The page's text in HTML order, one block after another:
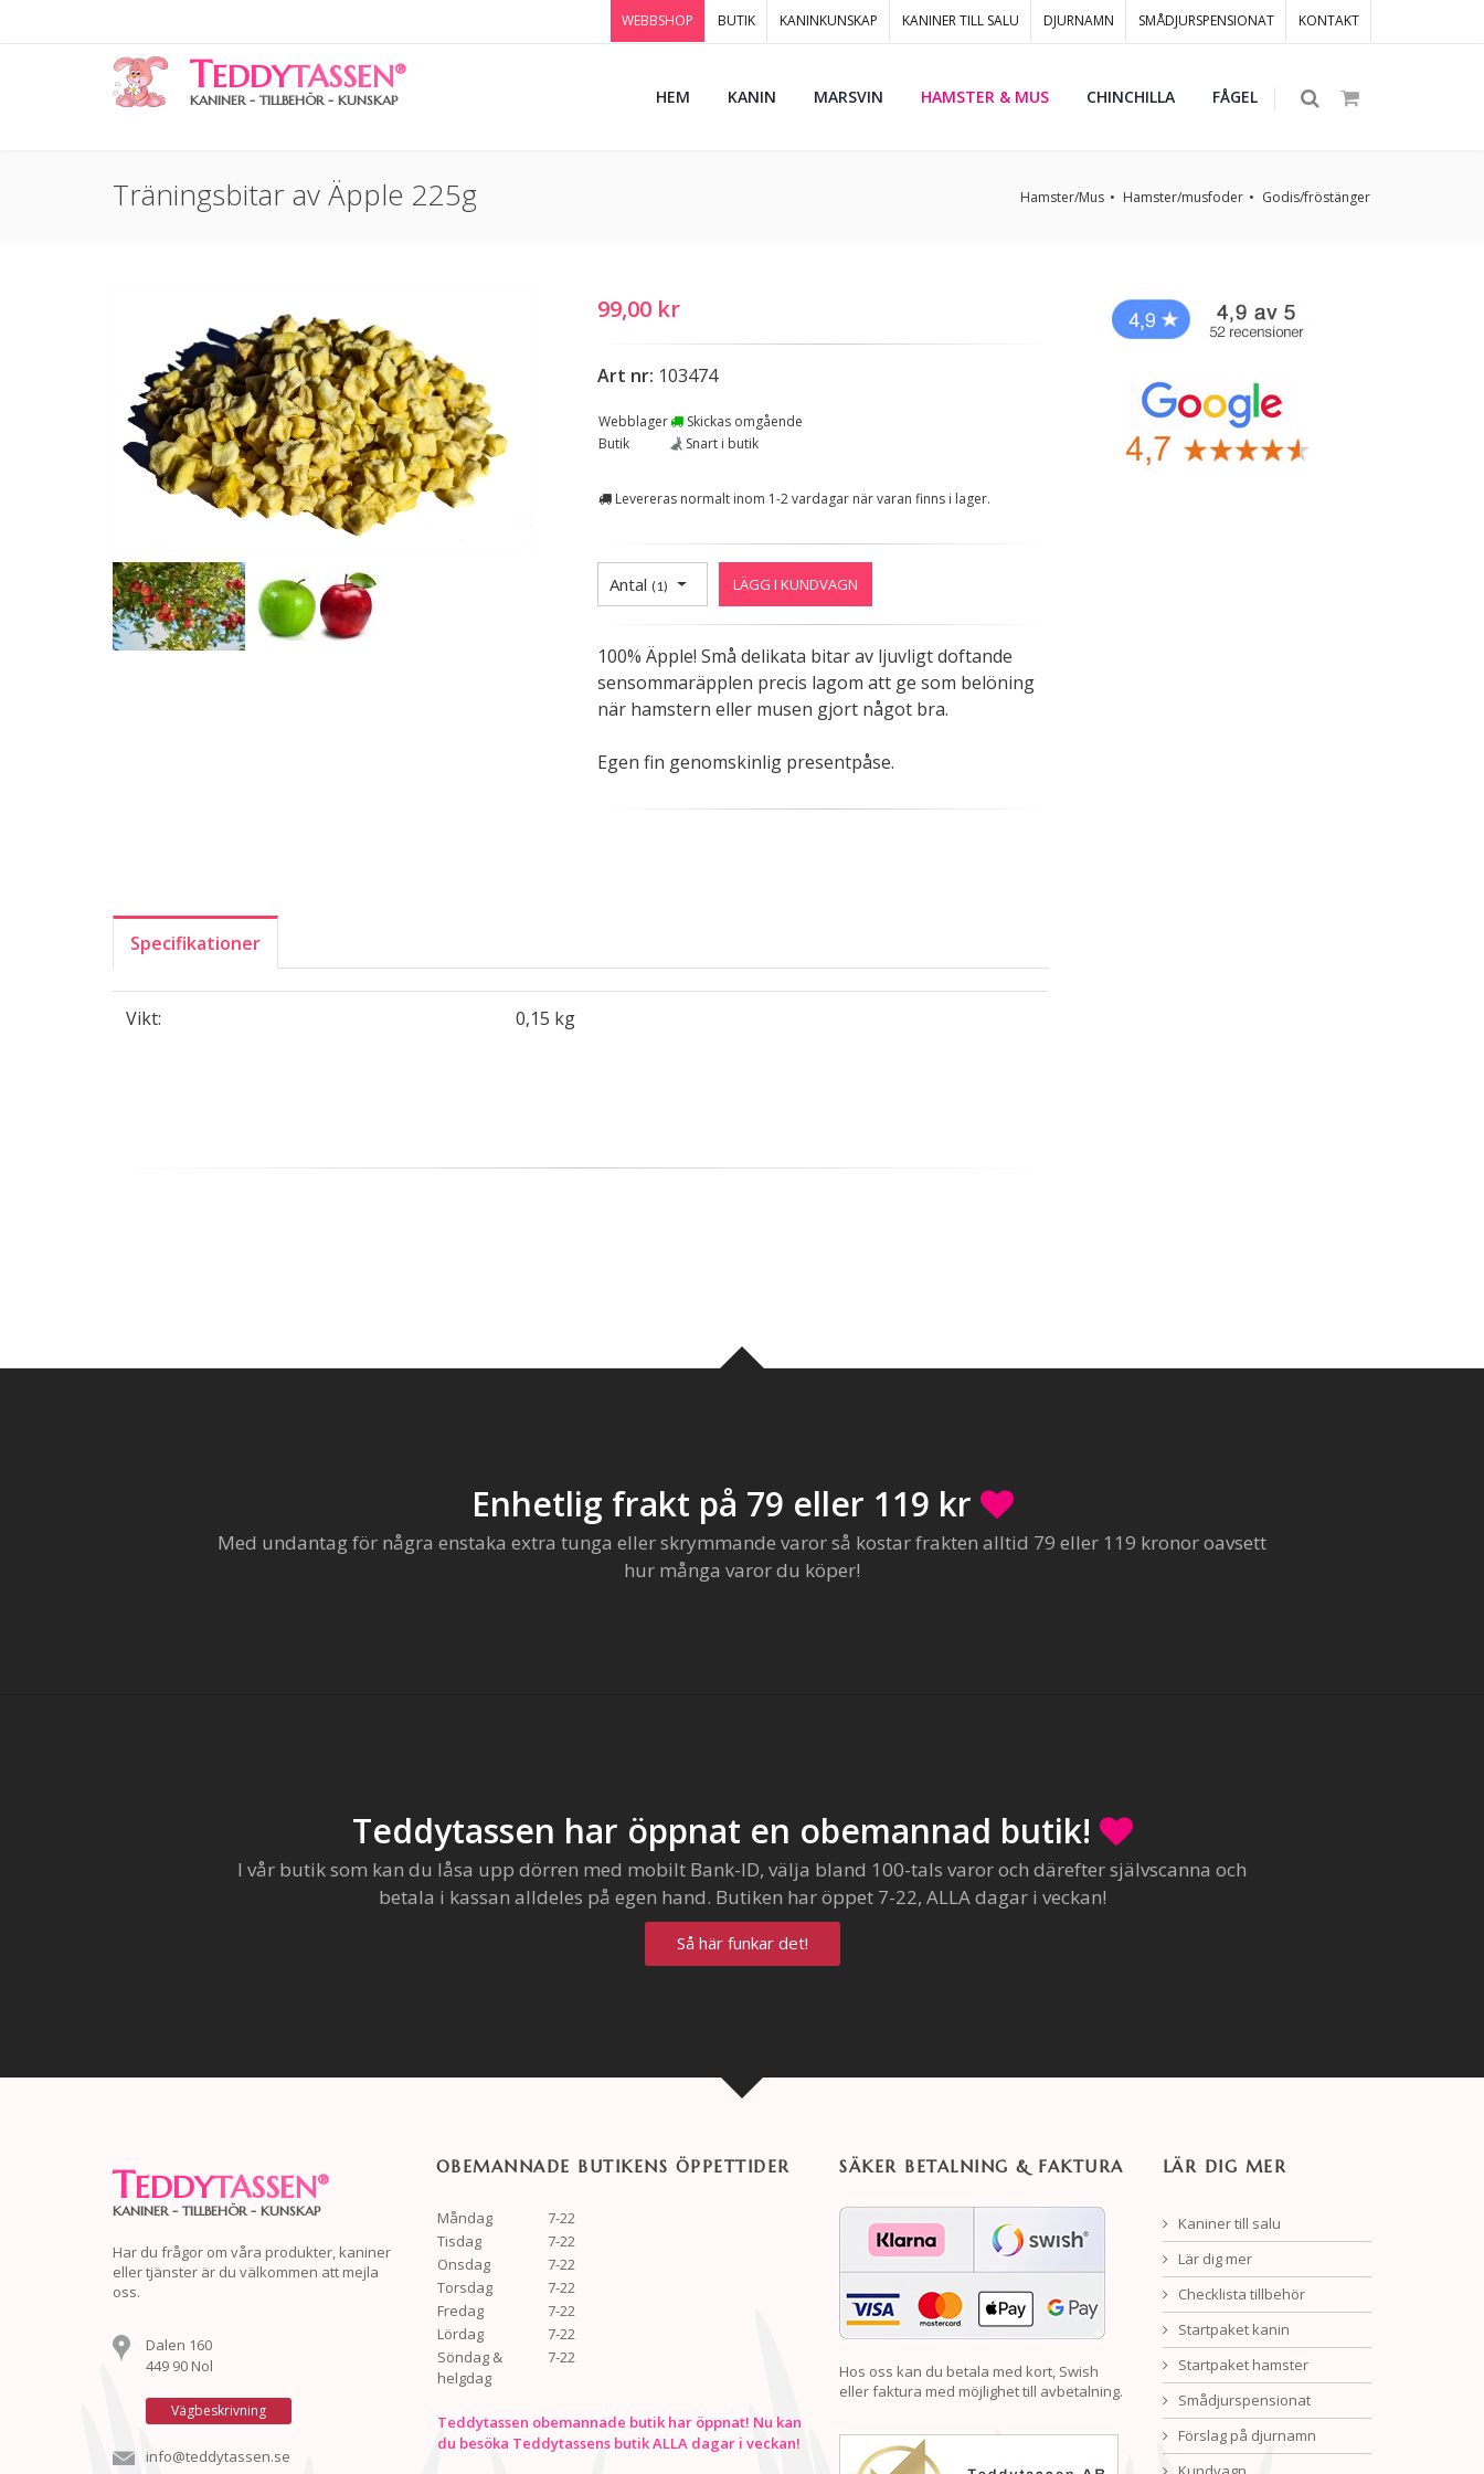
WEBBSHOP BUTIK KANINKUNSKAP KANINER TILL SALU DJURNAMN SMÅDJURSPENSIONAT KONTAKT
TEDDYTASSEN®
KANINER - TILLBEHÖR - KUNSKAP HEM KANIN MARSVIN HAMSTER & MUS CHINCHILLA FÅGEL
Träningsbitar av Äpple 225g Hamster/Mus Hamster/musfoder Godis/fröstänger
99,00 kr
Art nr: 103474
Webblager
Skickas omgående
Butik
Snart i butik
Levereras normalt inom 1-2 vardagar när varan finns i lager.
Antal (1) LÄGG I KUNDVAGN
100% Äpple! Små delikata bitar av ljuvligt doftande
sensommaräpplen precis lagom att ge som belöning
när hamstern eller musen gjort något bra.
Egen fin genomskinlig presentpåse.
Specifikationer
Vikt: 0,15 kg
Enhetlig frakt på 79 eller 119 kr
Med undantag för några enstaka extra tunga eller skrymmande varor så kostar frakten alltid 79 eller 119 kronor oavsett
hur många varor du köper!
Teddytassen har öppnat en obemannad butik!
I vår butik som kan du låsa upp dörren med mobilt Bank-ID, välja bland 100-tals varor och därefter självscanna och
betala i kassan alldeles på egen hand. Butiken har öppet 7-22, ALLA dagar i veckan!
Så här funkar det!
TEDDYTASSEN®
KANINER - TILLBEHÖR - KUNSKAP
Har du frågor om våra produkter, kaniner
eller tjänster är du välkommen att mejla
oss.
Dalen 160
449 90 Nol
Vägbeskrivning
info@teddytassen.se
OBEMANNADE BUTIKENS ÖPPETTIDER
Måndag
7-22
Tisdag
7-22
Onsdag
7-22
Torsdag
7-22
Fredag
7-22
Lördag
7-22
Söndag &
helgdag
7-22
Teddytassen obemannade butik har öppnat! Nu kan
du besöka Teddytassens butik ALLA dagar i veckan!
SÄKER BETALNING & FAKTURA
Hos oss kan du betala med kort, Swish
eller faktura med möjlighet till avbetalning.
LÄR DIG MER
Kaniner till salu
Lär dig mer
Checklista tillbehör
Startpaket kanin
Startpaket hamster
Smådjurspensionat
Förslag på djurnamn